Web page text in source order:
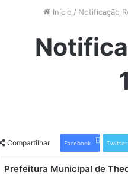
Início / Notificação
Compartilhar Facebook Twitter
Prefeitura Municipal de